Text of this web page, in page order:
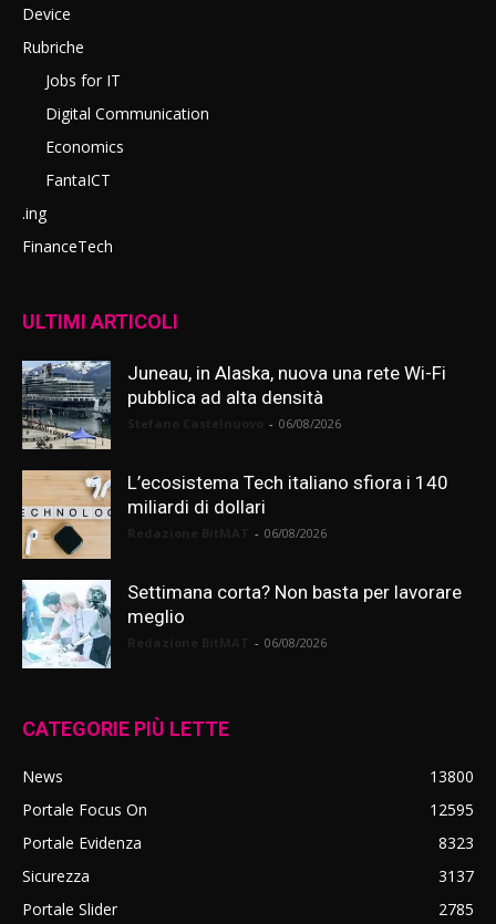
Device
Rubriche
Jobs for IT
Digital Communication
Economics
FantaICT
.ing
FinanceTech
ULTIMI ARTICOLI
Juneau, in Alaska, nuova una rete Wi-Fi
pubblica ad alta densità
- 06/08/2026
L’ecosistema Tech italiano sfiora i 140
miliardi di dollari
- 06/08/2026
Settimana corta? Non basta per lavorare
meglio
- 06/08/2026
CATEGORIE PIÙ LETTE
News
13800
Portale Focus On
12595
Portale Evidenza
8323
Sicurezza
3137
Portale Slider
2785